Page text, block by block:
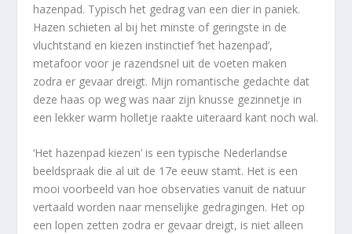
hazenpad. Typisch het gedrag van een dier in paniek.
Hazen schieten al bij het minste of geringste in de
vluchtstand en kiezen instinctief ‘het hazenpad’,
metafoor voor je razendsnel uit de voeten maken
zodra er gevaar dreigt. Mijn romantische gedachte dat
deze haas op weg was naar zijn knusse gezinnetje in
een lekker warm holletje raakte uiteraard kant noch wal.
‘Het hazenpad kiezen’ is een typische Nederlandse
beeldspraak die al uit de 17e eeuw stamt. Het is een
mooi voorbeeld van hoe observaties vanuit de natuur
vertaald worden naar menselijke gedragingen. Het op
een lopen zetten zodra er gevaar dreigt, is niet alleen